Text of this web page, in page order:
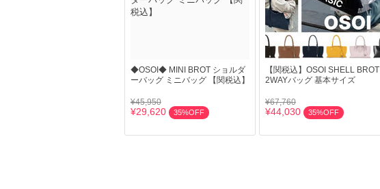
◆OSOI◆ MINI BROT ショルダ
ーバッグ ミニバッグ 【関税込】
¥45,950
¥29,620 35%OFF
【関税込】OSOI SHELL BROT
2WAYバッグ 基本サイズ
¥67,760
¥44,030 35%OFF